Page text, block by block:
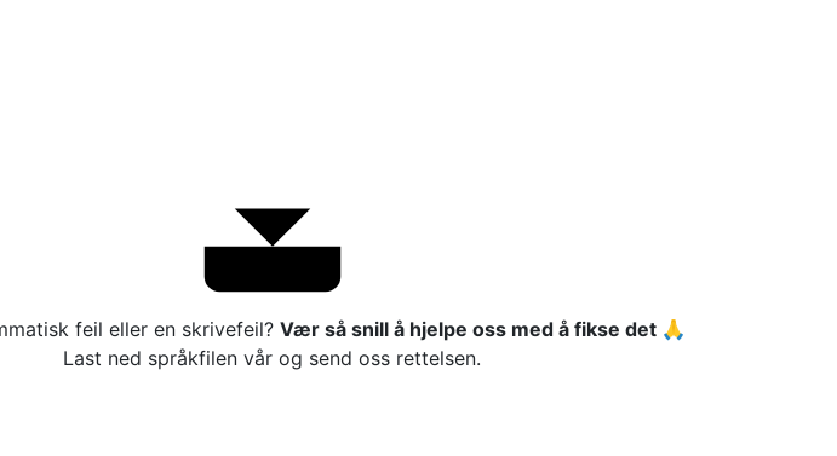
feil eller en skrivefeil? Vær så snill å hjelpe oss med å fikse det 🙏
Last ned språkfilen vår og send oss rettelsen.